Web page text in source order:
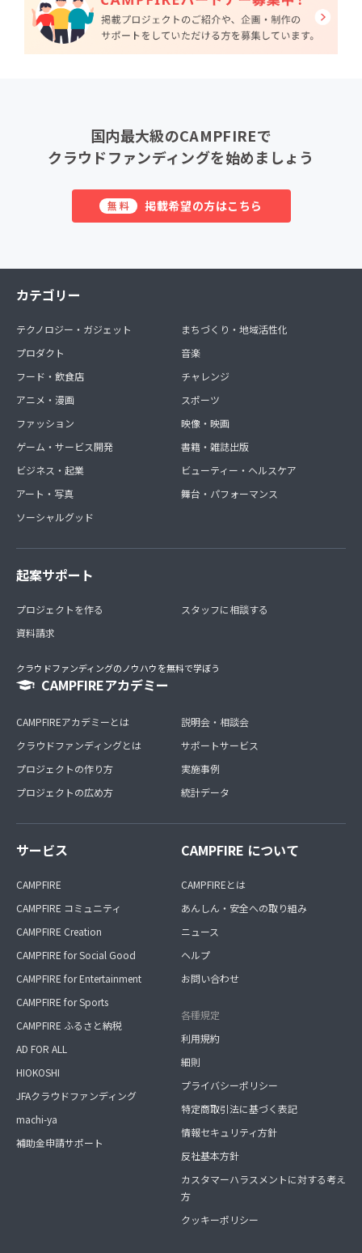
国内最大級のCAMPFIREで
クラウドファンディングを始めましょう
無料 掲載希望の方はこちら
カテゴリー
テクノロジー・ガジェット
プロダクト
フード・飲食店
アニメ・漫画
ファッション
ゲーム・サービス開発
ビジネス・起業
アート・写真
ソーシャルグッド
まちづくり・地域活性化
音楽
チャレンジ
スポーツ
映像・映画
書籍・雑誌出版
ビューティー・ヘルスケア
舞台・パフォーマンス
起案サポート
プロジェクトを作る
資料請求
スタッフに相談する
クラウドファンディングのノウハウを無料で学ぼう
CAMPFIREアカデミー
CAMPFIREアカデミーとは
クラウドファンディングとは
プロジェクトの作り方
プロジェクトの広め方
説明会・相談会
サポートサービス
実施事例
統計データ
サービス
CAMPFIRE
CAMPFIRE コミュニティ
CAMPFIRE Creation
CAMPFIRE for Social Good
CAMPFIRE for Entertainment
CAMPFIRE for Sports
CAMPFIRE ふるさと納税
AD FOR ALL
HIOKOSHI
JFAクラウドファンディング
machi-ya
補助金申請サポート
CAMPFIRE について
CAMPFIREとは
あんしん・安全への取り組み
ニュース
ヘルプ
お問い合わせ
各種規定
利用規約
細則
プライバシーポリシー
特定商取引法に基づく表記
情報セキュリティ方針
反社基本方針
カスタマーハラスメントに対する考え
方
クッキーポリシー